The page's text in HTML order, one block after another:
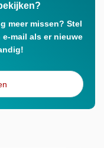
meer missen? Stel
mail als er nieuwe